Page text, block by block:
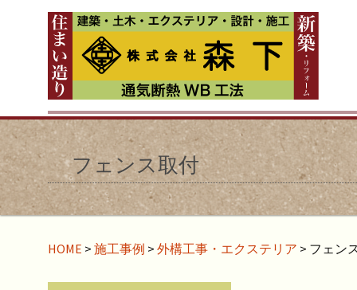
フェンス取付
HOME > 施工事例 > 外構工事・エクステリア > フェン